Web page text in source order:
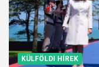
KÜLFÖLDI HÍREK